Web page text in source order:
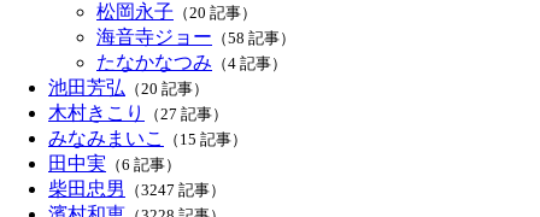
松岡永子 （20 記事）
海音寺ジョー （58 記事）
たなかなつみ （4 記事）
池田芳弘 （20 記事）
木村きこり （27 記事）
みなみまいこ （15 記事）
田中実 （6 記事）
柴田忠男 （3247 記事）